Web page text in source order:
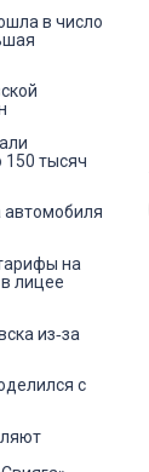
в число
150 тысяч
автомобиля
на
лицее
из‑за
с